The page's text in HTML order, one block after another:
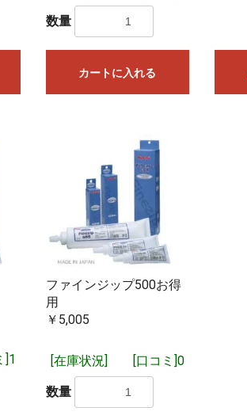
数量
カートに入れる
]1
ファインジップ500お得
用
￥5,005
[在庫状況] [口コミ]0
数量
個ご購入の場合は在庫がない分が
実店舗や他のネット店舗でも在庫
ともございますことをご了承くだ
をご注文いただいた場合は、15
。